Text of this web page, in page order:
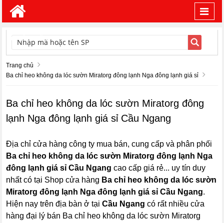
TÌM KIẾM
Trang chủ
Ba chỉ heo không da lóc sườn Miratorg đông lạnh Nga đông lạnh giá sỉ
Ba chỉ heo không da lóc sườn Miratorg đông
lạnh Nga đông lạnh giá sỉ Cầu Ngang
Địa chỉ cửa hàng công ty mua bán, cung cấp và phân phối
Ba chỉ heo không da lóc sườn Miratorg đông lạnh Nga
đông lạnh giá sỉ Cầu Ngang cao cấp giá rẻ... uy tín duy
nhất có tại Shop cửa hàng Ba chỉ heo không da lóc sườn
Miratorg đông lạnh Nga đông lạnh giá sỉ Cầu Ngang.
Hiện nay trên địa bàn ở tạiCầu Ngang có rất nhiều cửa
hàng đại lý bán Ba chỉ heo không da lóc sườn Miratorg